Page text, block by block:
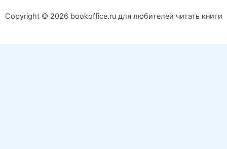
Copyright © 2026 bookoffice.ru для любителей читать книги